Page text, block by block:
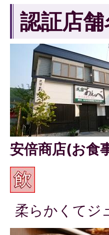
認証店舗
安倍商店(お食
柔らかくてジ